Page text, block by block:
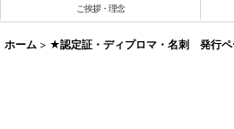
ご挨拶・理念
ホーム > ★認定証・ディプロマ・名刺 発行ペ